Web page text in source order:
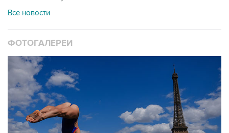
Все новости
ФОТОГАЛЕРЕИ